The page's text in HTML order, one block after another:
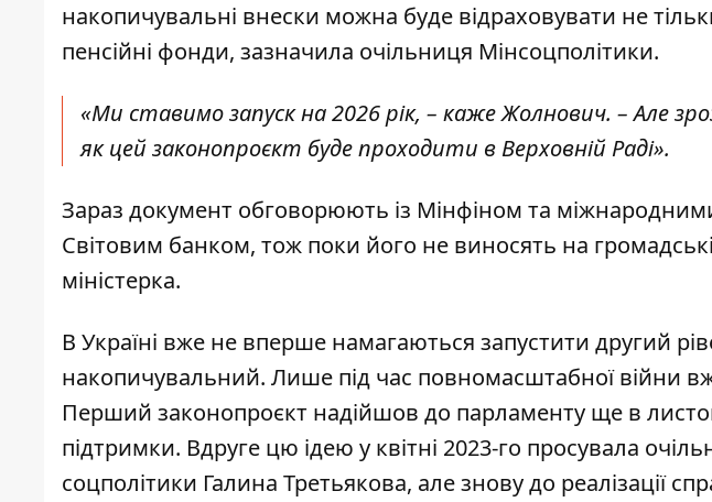
накопичувальні внески можна буде відраховувати не
пенсійні фонди, зазначила очільниця Мінсоцполітики.
«Ми ставимо запуск на 2026 рік, – каже Жолнович. – Але
як цей законопроєкт буде проходити в Верховній Раді».
Зараз документ обговорюють із Мінфіном та
Світовим банком, тож поки його не виносять на
міністерка.
В Україні вже не вперше намагаються запустити другий
накопичувальний. Лише під час повномасштабної війни
Перший законопроєкт надійшов до парламенту ще в
підтримки. Вдруге цю ідею у квітні 2023-го просувала
соцполітики Галина Третьякова, але знову до реалізації